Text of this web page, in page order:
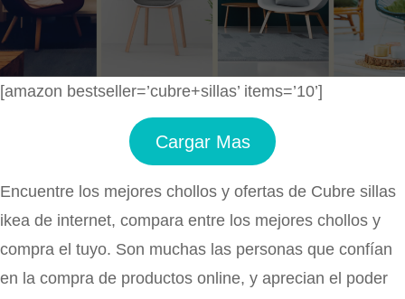
[amazon bestseller=’cubre+sillas’ items=’10’]
Cargar Mas
Encuentre los mejores chollos y ofertas de Cubre sillas
ikea de internet, compara entre los mejores chollos y
compra el tuyo. Son muchas las personas que confían
en la compra de productos online, y aprecian el poder